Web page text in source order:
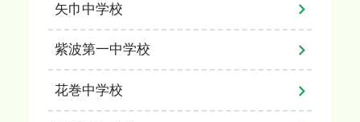
矢巾中学校
紫波第一中学校
花巻中学校